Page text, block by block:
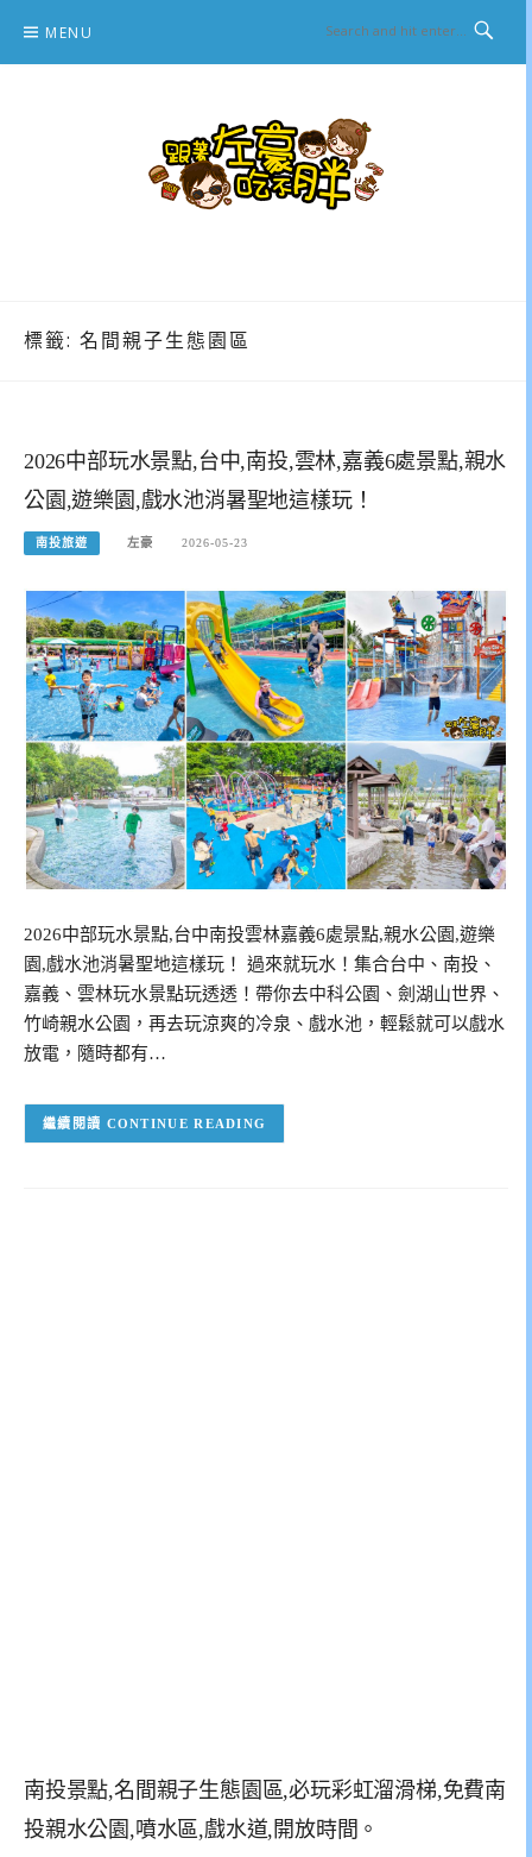
content
MENU
標籤: 名間親子生態園區
2026中部玩水景點,台中,南投,雲林,嘉義6處景點,親水
公園,遊樂園,戲水池消暑聖地這樣玩！
南投旅遊 左豪 2026-05-23
2026中部玩水景點,台中南投雲林嘉義6處景點,親水公園,遊樂
園,戲水池消暑聖地這樣玩！ 過來就玩水！集合台中、南投、
嘉義、雲林玩水景點玩透透！帶你去中科公園、劍湖山世界、
竹崎親水公園，再去玩涼爽的冷泉、戲水池，輕鬆就可以戲水
放電，隨時都有…
CONTINUE READING
南投景點,名間親子生態園區,必玩彩虹溜滑梯,免費南
投親水公園,噴水區,戲水道,開放時間。